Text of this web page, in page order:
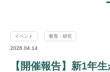
イベント 教育・研究
2026.04.14
【開催報告】新1年